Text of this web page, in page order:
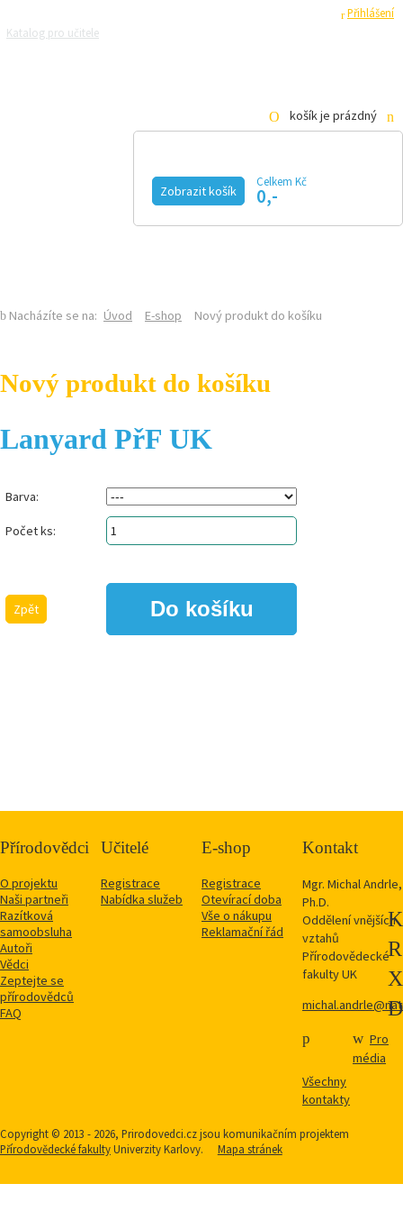
Přihlášení
Katalog pro učitele
košík je prázdný
Zobrazit košík
Celkem Kč
0,-
Nacházíte se na: Úvod E-shop Nový produkt do košíku
Nový produkt do košíku
Lanyard PřF UK
Barva:
Počet ks:
Zpět
Přírodovědci
O projektu
Naši partneři
Razítková
samoobsluha
Autoři
Vědci
Zeptejte se
přírodovědců
FAQ
Učitelé
Registrace
Nabídka služeb
E-shop
Registrace
Otevírací doba
Vše o nákupu
Reklamační řád
Kontakt
Mgr. Michal Andrle,
Ph.D.
Oddělení vnějších
vztahů
Přírodovědecké
fakulty UK
Všechny
kontakty
Pro
média
Copyright © 2013 - 2026, Prirodovedci.cz jsou komunikačním projektem
Přírodovědecké fakultyUniverzity Karlovy. Mapa stránek